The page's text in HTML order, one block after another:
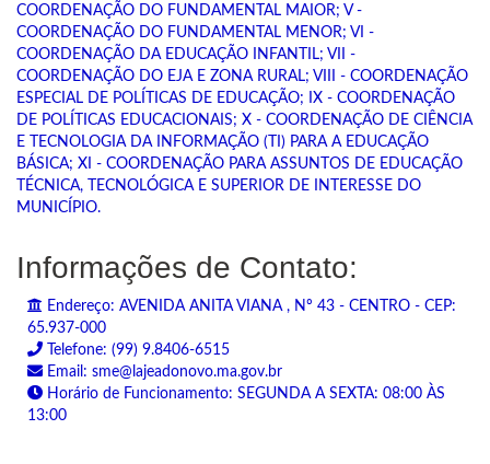
COORDENAÇÃO DO FUNDAMENTAL MAIOR; V -
COORDENAÇÃO DO FUNDAMENTAL MENOR; VI -
COORDENAÇÃO DA EDUCAÇÃO INFANTIL; VII -
COORDENAÇÃO DO EJA E ZONA RURAL; VIII - COORDENAÇÃO
ESPECIAL DE POLÍTICAS DE EDUCAÇÃO; IX - COORDENAÇÃO
DE POLÍTICAS EDUCACIONAIS; X - COORDENAÇÃO DE CIÊNCIA
E TECNOLOGIA DA INFORMAÇÃO (TI) PARA A EDUCAÇÃO
BÁSICA; XI - COORDENAÇÃO PARA ASSUNTOS DE EDUCAÇÃO
TÉCNICA, TECNOLÓGICA E SUPERIOR DE INTERESSE DO
MUNICÍPIO.
Informações de Contato:
Endereço: AVENIDA ANITA VIANA , Nº 43 - CENTRO - CEP:
65.937-000
Telefone: (99) 9.8406-6515
Email: sme@lajeadonovo.ma.gov.br
Horário de Funcionamento: SEGUNDA A SEXTA: 08:00 ÀS
13:00